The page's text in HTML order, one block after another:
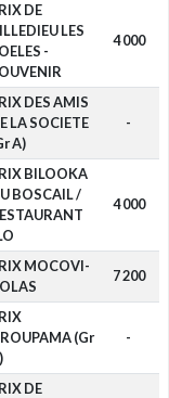
DE
LES
-
4 000
DES AMIS
LA SOCIETE
A)
-
BILOOKA
BOSCAIL /
4 000
MOCOVI-
7 200
(Gr
-
DE